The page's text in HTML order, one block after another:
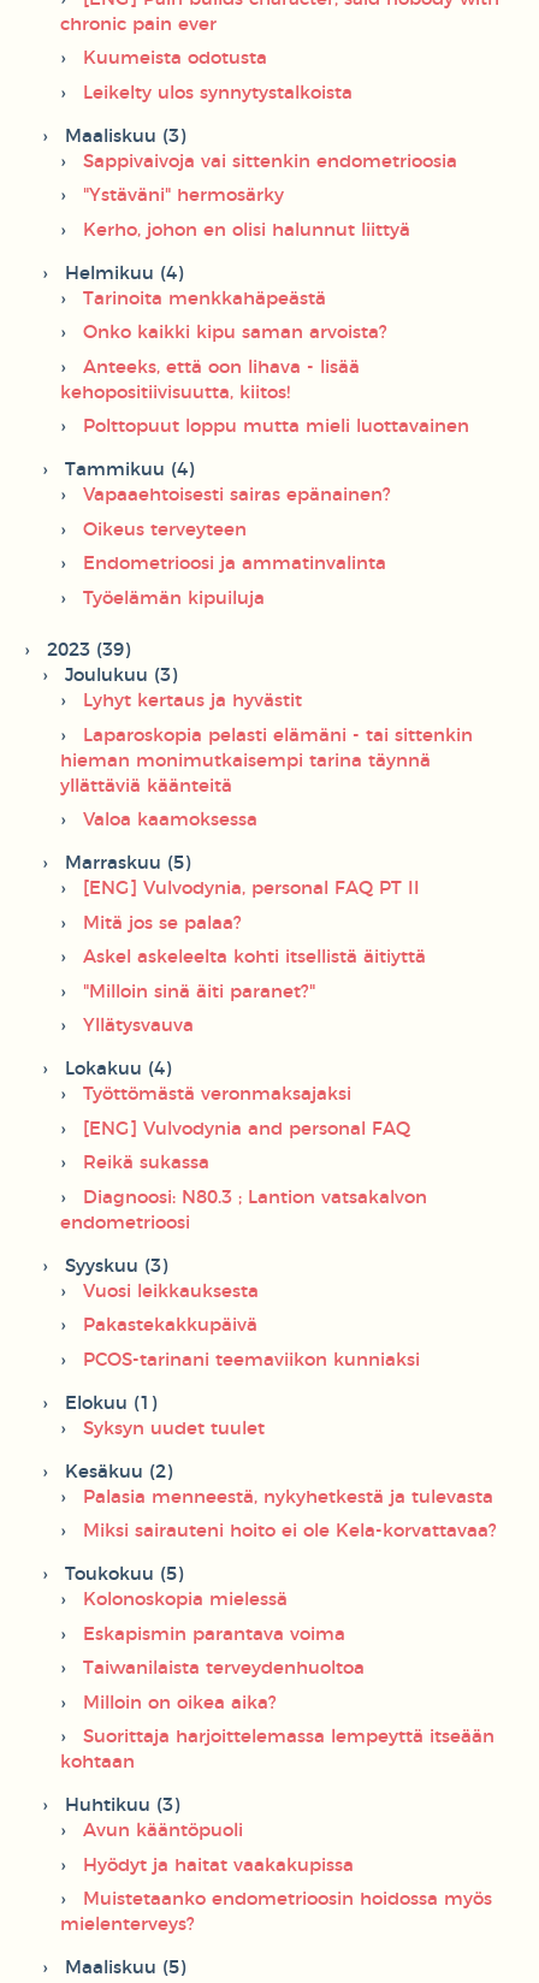
chronic pain ever
Kuumeista odotusta
Leikelty ulos synnytystalkoista
Maaliskuu (3)
Sappivaivoja vai sittenkin endometrioosia
"Ystäväni" hermosärky
Kerho, johon en olisi halunnut liittyä
Helmikuu (4)
Tarinoita menkkahäpeästä
Onko kaikki kipu saman arvoista?
Anteeks, että oon lihava - lisää
kehopositiivisuutta, kiitos!
Polttopuut loppu mutta mieli luottavainen
Tammikuu (4)
Vapaaehtoisesti sairas epänainen?
Oikeus terveyteen
Endometrioosi ja ammatinvalinta
Työelämän kipuiluja
2023 (39)
Joulukuu (3)
Lyhyt kertaus ja hyvästit
Laparoskopia pelasti elämäni - tai sittenkin
hieman monimutkaisempi tarina täynnä
yllättäviä käänteitä
Valoa kaamoksessa
Marraskuu (5)
[ENG] Vulvodynia, personal FAQ PT II
Mitä jos se palaa?
Askel askeleelta kohti itsellistä äitiyttä
"Milloin sinä äiti paranet?"
Yllätysvauva
Lokakuu (4)
Työttömästä veronmaksajaksi
[ENG] Vulvodynia and personal FAQ
Reikä sukassa
Diagnoosi: N80.3 ; Lantion vatsakalvon
endometrioosi
Syyskuu (3)
Vuosi leikkauksesta
Pakastekakkupäivä
PCOS-tarinani teemaviikon kunniaksi
Elokuu (1)
Syksyn uudet tuulet
Kesäkuu (2)
Palasia menneestä, nykyhetkestä ja tulevasta
Miksi sairauteni hoito ei ole Kela-korvattavaa?
Toukokuu (5)
Kolonoskopia mielessä
Eskapismin parantava voima
Taiwanilaista terveydenhuoltoa
Milloin on oikea aika?
Suorittaja harjoittelemassa lempeyttä itseään
kohtaan
Huhtikuu (3)
Avun kääntöpuoli
Hyödyt ja haitat vaakakupissa
Muistetaanko endometrioosin hoidossa myös
mielenterveys?
Maaliskuu (5)